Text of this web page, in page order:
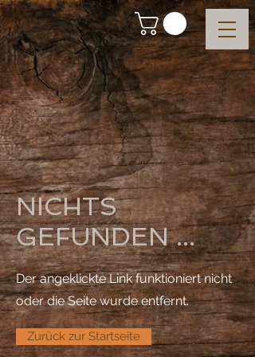
NICHTS
GEFUNDEN ...
Der angeklickte Link funktioniert nicht
oder die Seite wurde entfernt.
Zurück zur Startseite